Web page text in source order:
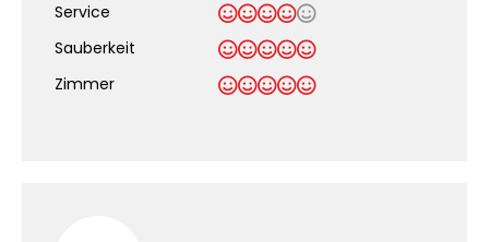
Service
Sauberkeit
Zimmer